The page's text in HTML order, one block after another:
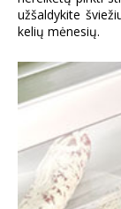
užšaldykite
kelių mėnesių.